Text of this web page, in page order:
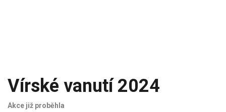
Vírské vanutí 2024
Akce již proběhla